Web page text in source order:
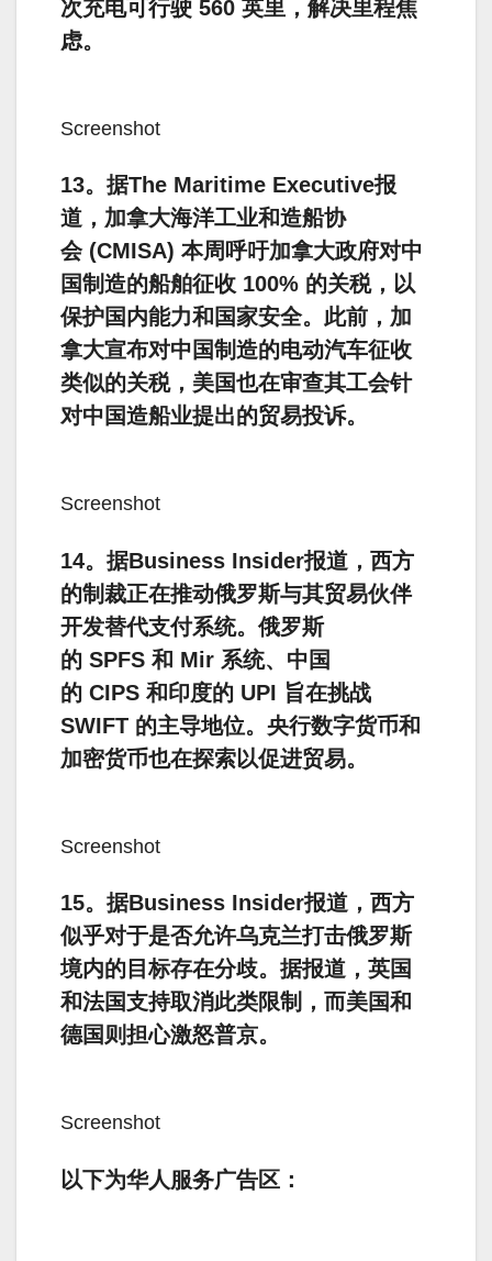
次充电可行驶 560 英里，解决里程焦
虑。
Screenshot
13。据The Maritime Executive报
道，加拿大海洋工业和造船协
会 (CMISA) 本周呼吁加拿大政府对中
国制造的船舶征收 100% 的关税，以
保护国内能力和国家安全。此前，加
拿大宣布对中国制造的电动汽车征收
类似的关税，美国也在审查其工会针
对中国造船业提出的贸易投诉。
Screenshot
14。据Business Insider报道，西方
的制裁正在推动俄罗斯与其贸易伙伴
开发替代支付系统。俄罗斯
的 SPFS 和 Mir 系统、中国
的 CIPS 和印度的 UPI 旨在挑战
SWIFT 的主导地位。央行数字货币和
加密货币也在探索以促进贸易。
Screenshot
15。据Business Insider报道，西方
似乎对于是否允许乌克兰打击俄罗斯
境内的目标存在分歧。据报道，英国
和法国支持取消此类限制，而美国和
德国则担心激怒普京。
Screenshot
以下为华人服务广告区：